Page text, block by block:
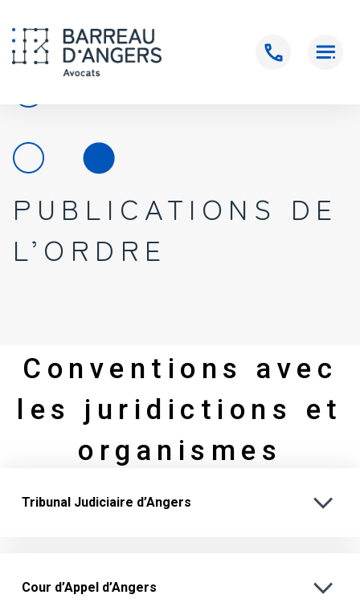
avec les juridictions et organismes
PUBLICATIONS DE
L’ORDRE
Conventions avec
les juridictions et
organismes
Tribunal Judiciaire d’Angers
Cour d’Appel d’Angers